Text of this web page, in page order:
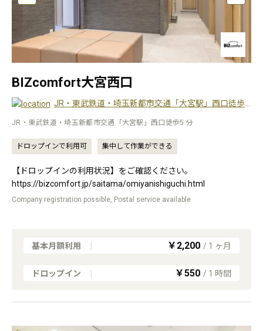
BIZcomfort大宮西口
JR・東武鉄道・埼玉新都市交通「大宮駅」西口徒歩5 分
JR・東武鉄道・埼玉新都市交通「大宮駅」西口徒歩5 分
ドロップインで利用可 集中して作業ができる
【ドロップインの利用状況】をご確認ください。
https://bizcomfort.jp/saitama/omiyanishiguchi.html
Company registration possible, Postal service available
基本月額利用 ￥2,200 / 1 ヶ月
ドロップイン ￥550 / 1 時間